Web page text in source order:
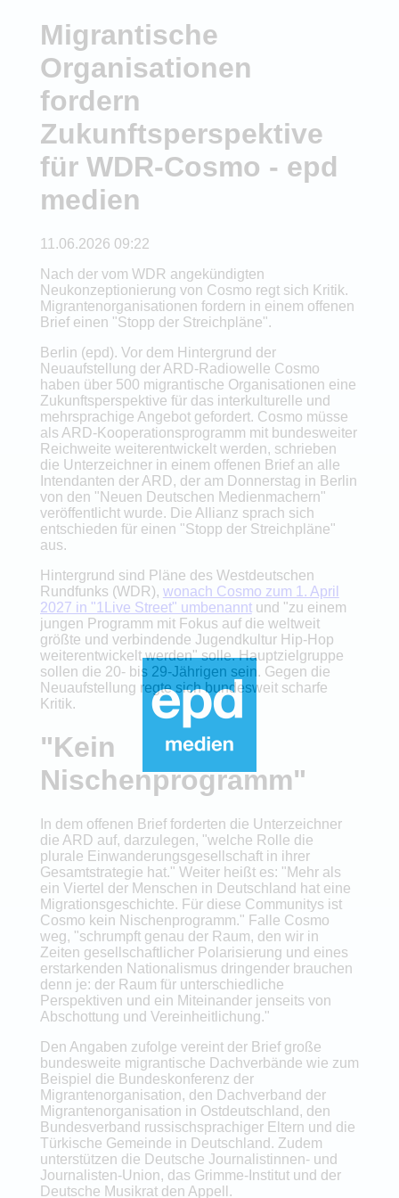
Migrantische
Organisationen
fordern
Zukunftsperspektive
für WDR-Cosmo - epd
medien
11.06.2026 09:22
Nach der vom WDR angekündigten
Neukonzeptionierung von Cosmo regt sich Kritik.
Migrantenorganisationen fordern in einem offenen
Brief einen "Stopp der Streichpläne".
Berlin (epd). Vor dem Hintergrund der
Neuaufstellung der ARD-Radiowelle Cosmo
haben über 500 migrantische Organisationen eine
Zukunftsperspektive für das interkulturelle und
mehrsprachige Angebot gefordert. Cosmo müsse
als ARD-Kooperationsprogramm mit bundesweiter
Reichweite weiterentwickelt werden, schrieben
die Unterzeichner in einem offenen Brief an alle
Intendanten der ARD, der am Donnerstag in Berlin
von den "Neuen Deutschen Medienmachern"
veröffentlicht wurde. Die Allianz sprach sich
entschieden für einen "Stopp der Streichpläne"
aus.
Hintergrund sind Pläne des Westdeutschen
Rundfunks (WDR), wonach Cosmo zum 1. April
2027 in "1Live Street" umbenanntund "zu einem
jungen Programm mit Fokus auf die weltweit
größte und verbindende Jugendkultur Hip-Hop
weiterentwickelt werden" solle. Hauptzielgruppe
sollen die 20- bis 29-Jährigen sein. Gegen die
Neuaufstellung regte sich bundesweit scharfe
Kritik.
"Kein
Nischenprogramm"
In dem offenen Brief forderten die Unterzeichner
die ARD auf, darzulegen, "welche Rolle die
plurale Einwanderungsgesellschaft in ihrer
Gesamtstrategie hat." Weiter heißt es: "Mehr als
ein Viertel der Menschen in Deutschland hat eine
Migrationsgeschichte. Für diese Communitys ist
Cosmo kein Nischenprogramm." Falle Cosmo
weg, "schrumpft genau der Raum, den wir in
Zeiten gesellschaftlicher Polarisierung und eines
erstarkenden Nationalismus dringender brauchen
denn je: der Raum für unterschiedliche
Perspektiven und ein Miteinander jenseits von
Abschottung und Vereinheitlichung."
Den Angaben zufolge vereint der Brief große
bundesweite migrantische Dachverbände wie zum
Beispiel die Bundeskonferenz der
Migrantenorganisation, den Dachverband der
Migrantenorganisation in Ostdeutschland, den
Bundesverband russischsprachiger Eltern und die
Türkische Gemeinde in Deutschland. Zudem
unterstützen die Deutsche Journalistinnen- und
Journalisten-Union, das Grimme-Institut und der
Deutsche Musikrat den Appell.